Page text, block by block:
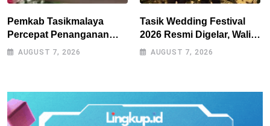
Pemkab Tasikmalaya
Percepat Penanganan
Kekeringan, Sumur Bor
AUGUST 7, 2026
Tasik Wedding Festival
2026 Resmi Digelar, Wali
Kota Optimistis
AUGUST 7, 2026